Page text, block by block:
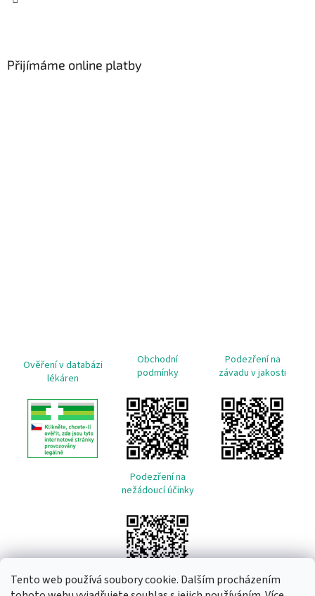
Tento web používá soubory cookie. Dalším procházením
Přijímáme online platby
Ověření v databázi
lékáren
Obchodní
podmínky
Podezření na
závadu v jakosti
Podezření na
nežádoucí účinky